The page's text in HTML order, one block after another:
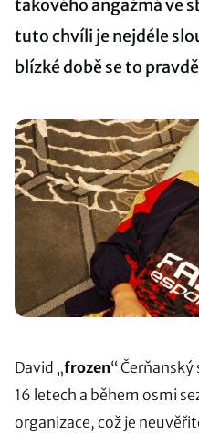
takového angažmá ve
tuto chvíli je nejdéle
blízké době se to
David „frozen“
16 letech a během osmi
organizace, což je